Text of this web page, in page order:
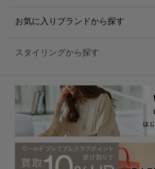
お気に入りブランドから探す
スタイリングから探す